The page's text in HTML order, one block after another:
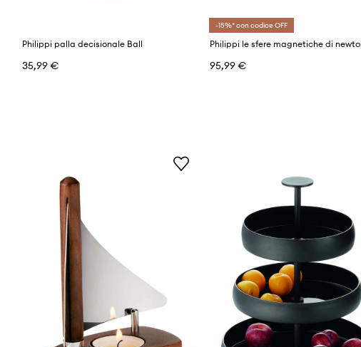
Philippi palla decisionale Ball
35,99 €
-15%* con codice OFF
95,99 €